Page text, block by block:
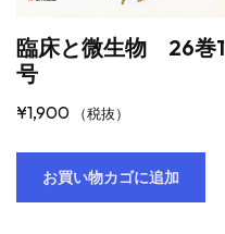
臨床と微生物 26巻1
号
¥1,900 （税抜）
お買い物カゴに追加